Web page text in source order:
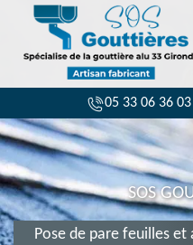
05 33 06 36 03
SOS
Pose de pare feuilles